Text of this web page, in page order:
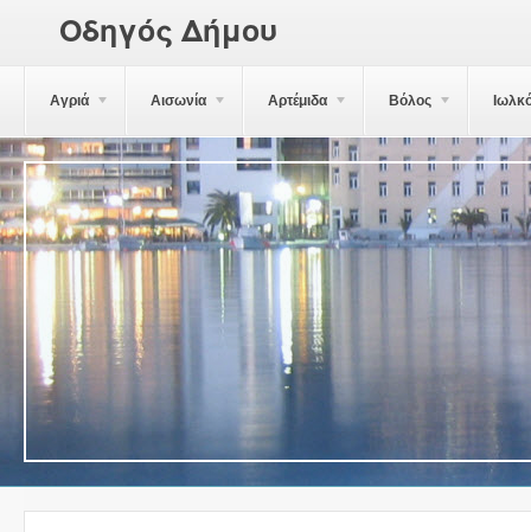
Οδηγός Δήμου
Αγριά Αισωνία Αρτέμιδα Βόλος